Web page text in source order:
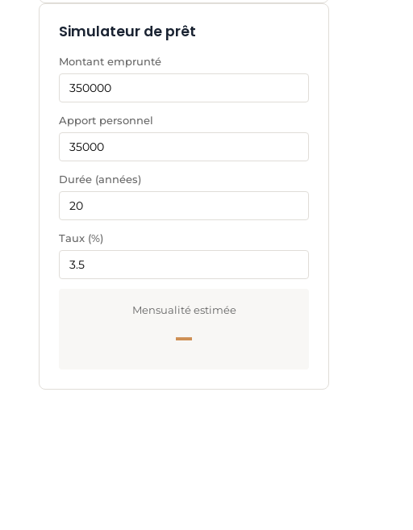
Simulateur de prêt
Montant emprunté
Apport personnel
Durée (années)
Taux (%)
Mensualité estimée
—